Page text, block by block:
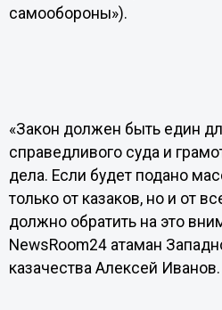
самообороны»).
«Закон должен быть един
справедливого суда и
дела. Если будет подано
только от казаков, но и от
должно обратить на это
NewsRoom24 атаман
казачества Алексей Иванов.